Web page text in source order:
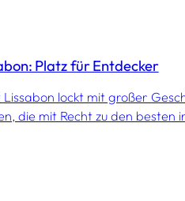
Platz für Entdecker
lockt mit großer
die mit Recht zu den besten